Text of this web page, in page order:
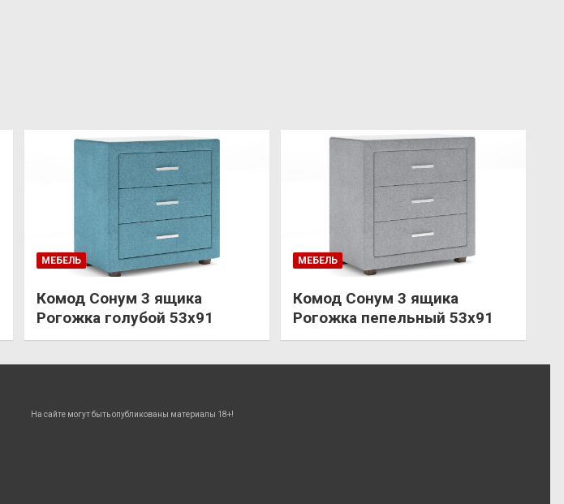
МЕБЕЛЬ
Комод Сонум 3 ящика
Рогожка голубой 53х91
МЕБЕЛЬ
Комод Сонум 3 ящика
Рогожка пепельный 53х91
На сайте могут быть опубликованы материалы 18+!